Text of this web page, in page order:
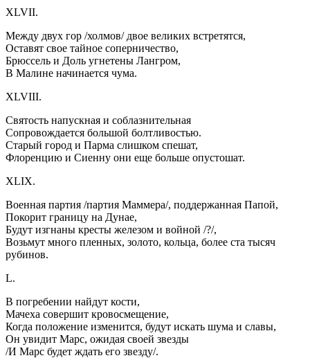
XLVII.
Между двух гор /холмов/ двое великих встретятся,
Оставят свое тайное соперничество,
Брюссель и Доль угнетены Лангром,
В Малине начинается чума.
XLVIII.
Святость напускная и соблазнительная
Сопровождается большой болтливостью.
Старый город и Парма слишком спешат,
Флоренцию и Сиенну они еще больше опустошат.
XLIX.
Военная партия /партия Маммера/, поддержанная Папой,
Покорит границу на Дунае,
Будут изгнаны кресты железом и войной /?/,
Возьмут много пленных, золото, кольца, более ста тысяч
рубинов.
L.
В погребении найдут кости,
Мачеха совершит кровосмещение,
Когда положение изменится, будут искать шума и славы,
Он увидит Марс, ожидая своей звезды
/И Марс будет ждать его звезду/.